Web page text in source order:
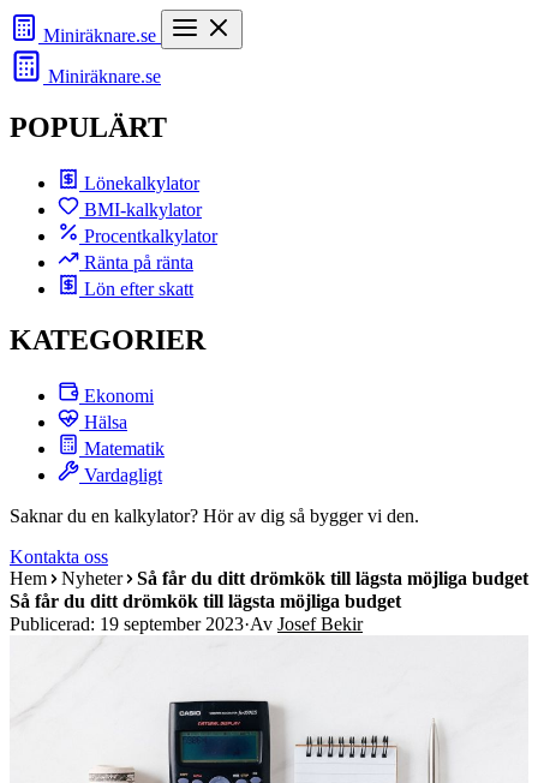
Miniräknare.se
Miniräknare.se
POPULÄRT
Lönekalkylator
BMI-kalkylator
Procentkalkylator
Ränta på ränta
Lön efter skatt
KATEGORIER
Ekonomi
Hälsa
Matematik
Vardagligt
Saknar du en kalkylator? Hör av dig så bygger vi den.
Kontakta oss
Hem
Nyheter
Så får du ditt drömkök till lägsta möjliga budget
Så får du ditt drömkök till lägsta möjliga budget
Publicerad: 19 september 2023·Av Josef Bekir